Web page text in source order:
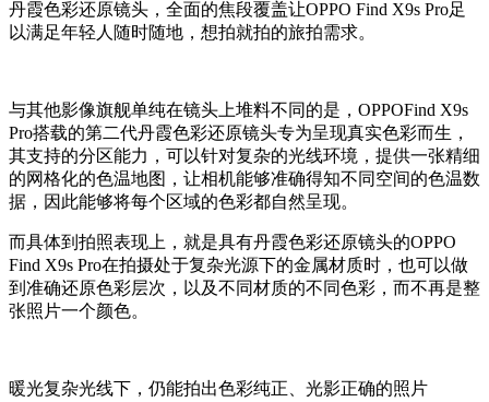
丹霞色彩还原镜头，全面的焦段覆盖让OPPO Find X9s Pro足
以满足年轻人随时随地，想拍就拍的旅拍需求。
与其他影像旗舰单纯在镜头上堆料不同的是，OPPOFind X9s
Pro搭载的第二代丹霞色彩还原镜头专为呈现真实色彩而生，
其支持的分区能力，可以针对复杂的光线环境，提供一张精细
的网格化的色温地图，让相机能够准确得知不同空间的色温数
据，因此能够将每个区域的色彩都自然呈现。
而具体到拍照表现上，就是具有丹霞色彩还原镜头的OPPO
Find X9s Pro在拍摄处于复杂光源下的金属材质时，也可以做
到准确还原色彩层次，以及不同材质的不同色彩，而不再是整
张照片一个颜色。
暖光复杂光线下，仍能拍出色彩纯正、光影正确的照片